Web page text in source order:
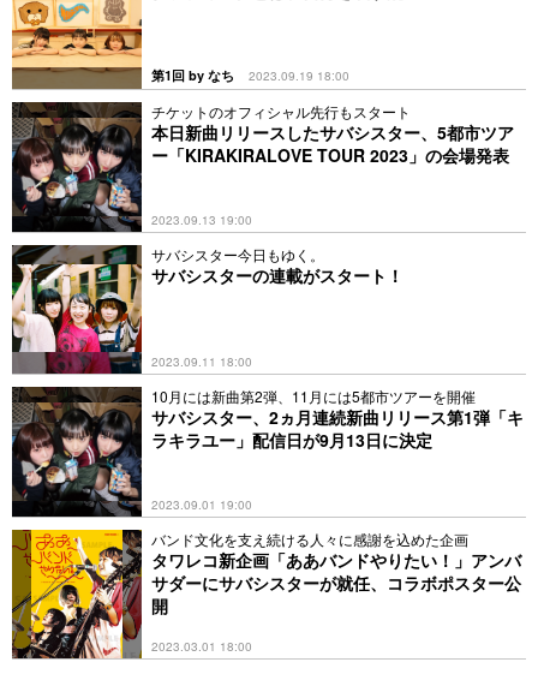
第1回 by なち 2023.09.19 18:00
チケットのオフィシャル先行もスタート
本日新曲リリースしたサバシスター、5都市ツア
ー「KIRAKIRALOVE TOUR 2023」の会場発表
2023.09.13 19:00
サバシスター今日もゆく。
サバシスターの連載がスタート！
2023.09.11 18:00
10月には新曲第2弾、11月には5都市ツアーを開催
サバシスター、2ヵ月連続新曲リリース第1弾「キ
ラキラユー」配信日が9月13日に決定
2023.09.01 19:00
バンド文化を支え続ける人々に感謝を込めた企画
タワレコ新企画「ああバンドやりたい！」アンバ
サダーにサバシスターが就任、コラボポスター公
開
2023.03.01 18:00